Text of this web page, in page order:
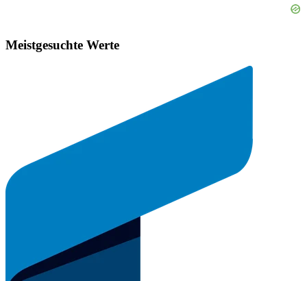
Meistgesuchte Werte